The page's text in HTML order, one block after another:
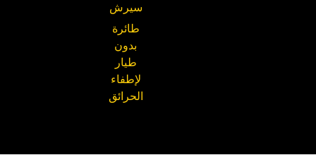
سيرش
طائرة
بدون
طيار
لإطفاء
الحرائق